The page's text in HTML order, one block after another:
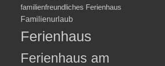
familienfreundliches Ferienhaus
Familienurlaub
Ferienhaus
Ferienhaus am